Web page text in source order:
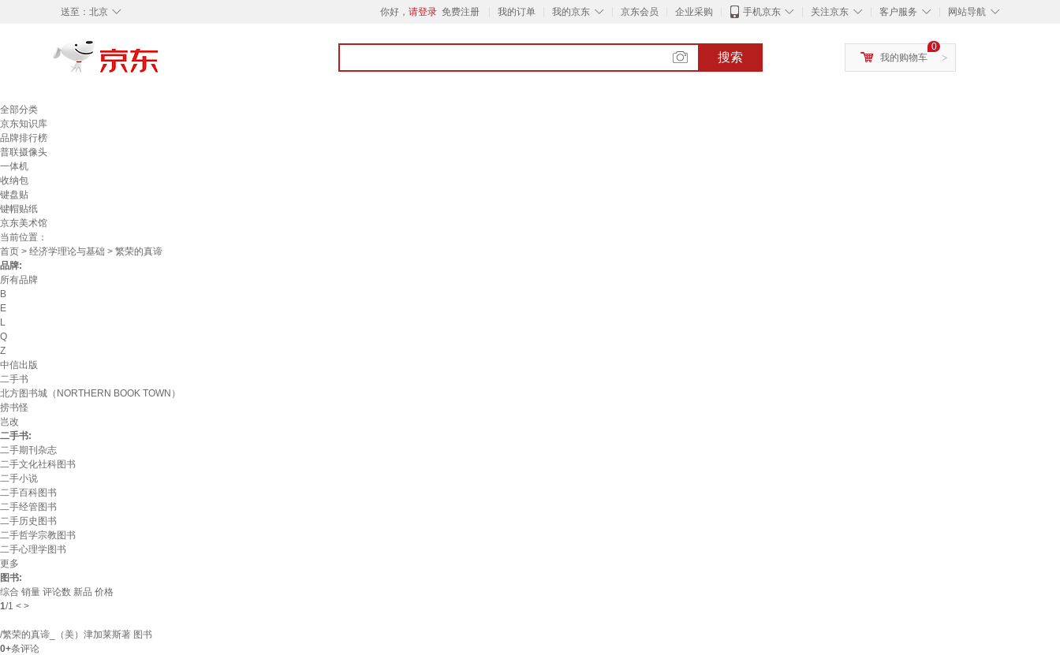
◇
送至： 北京 你好， 请登录 免费注册 我的订单 ◇
我的京东 京东会员 企业采购 ◇
手机京东 ◇
关注京东 ◇
客户服务 ◇
网站导航
搜索 >
0
我的购物车
全部分类
京东知识库
品牌排行榜
普联摄像头
一体机
收纳包
键盘贴
键帽贴纸
京东美术馆
当前位置：
首页 > 经济学理论与基础 > 繁荣的真谛
品牌:
所有品牌
B
E
L
Q
Z
中信出版
二手书
北方图书城（NORTHERN BOOK TOWN）
捞书怪
岂改
二手书:
二手期刊杂志
二手文化社科图书
二手小说
二手百科图书
二手经管图书
二手历史图书
二手哲学宗教图书
二手心理学图书
更多
图书:
综合 销量 评论数 新品 价格
1/1 < >
/繁荣的真谛_（美）津加莱斯著 图书
0+条评论